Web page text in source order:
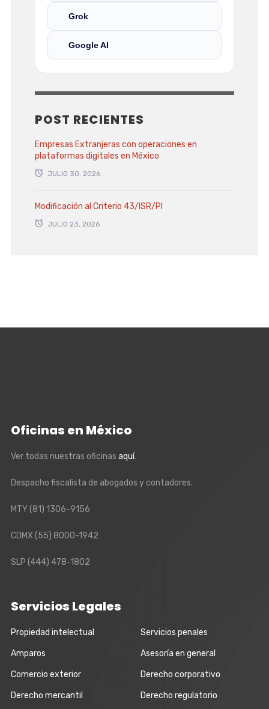
Grok
Google AI
POST RECIENTES
Empresas Extranjeras con operaciones en
plataformas digitales en México
JULIO 30, 2026
Modificación al Criterio 43/ISR/PI
JULIO 23, 2026
Oficinas en México
Ver todas nuestras oficinas aquí.
Despacho fiscalista de abogados y contadores.
MTY(81) 1306-9156
CDMX(55) 8000-1942
SLP (444) 478-1802
Servicios Legales
Propiedad intelectual Servicios penales
Amparos Asesoría en general
Comercio exterior Derecho corporativo
Derecho mercantil
Derecho regulatorio